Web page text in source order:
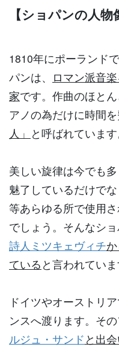
【ショパンの人物
1810年にポーランド
パンは、
ロマン派音
家です。作曲のほと
アノの為だけに時間を
人」 と呼ばれています
美しい旋律は今でも
魅了しているだけで
等あらゆる所で使用
でしょう。そんなショ
詩人ミツキェヴィチ
ている と言われていま
ドイツやオーストリ
ンスへ渡ります。その
ルジュ・サンド と出